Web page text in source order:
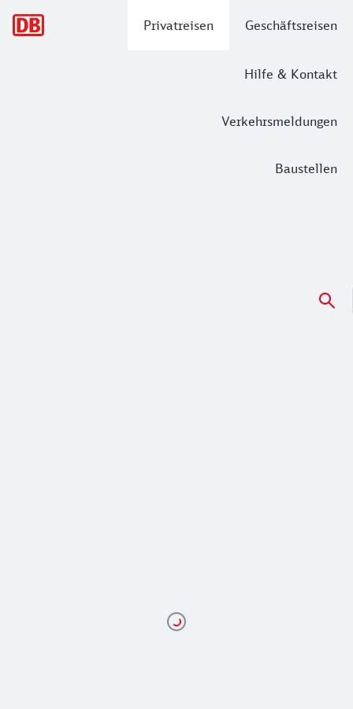
Privatreisen Geschäftsreisen
Hilfe & Kontakt
Verkehrsmeldungen
Baustellen